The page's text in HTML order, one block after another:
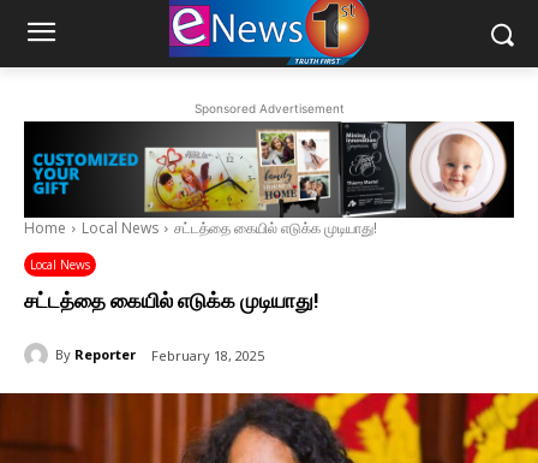
Sponsored Advertisement
Home Local News சட்டத்தை கையில் எடுக்க முடியாது!
Local News
சட்டத்தை கையில் எடுக்க முடியாது!
By Reporter February 18, 2025